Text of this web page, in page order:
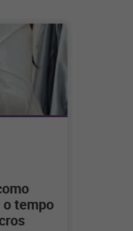
tempo